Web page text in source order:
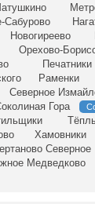
Сабурово
Новогиреево
Орехово-
Печатники
Раменки
Северное
Гора
Хамовники
Северное
Медведково